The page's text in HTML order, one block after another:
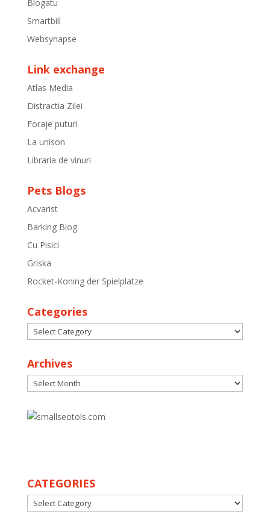
Blogatu
Smartbill
Websynapse
Link exchange
Atlas Media
Distractia Zilei
Foraje puturi
La unison
Libraria de vinuri
Pets Blogs
Acvarist
Barking Blog
Cu Pisici
Griska
Rocket-Koning der Spielplatze
Categories
Categories
Archives
Archives
CATEGORIES
CATEGORIES